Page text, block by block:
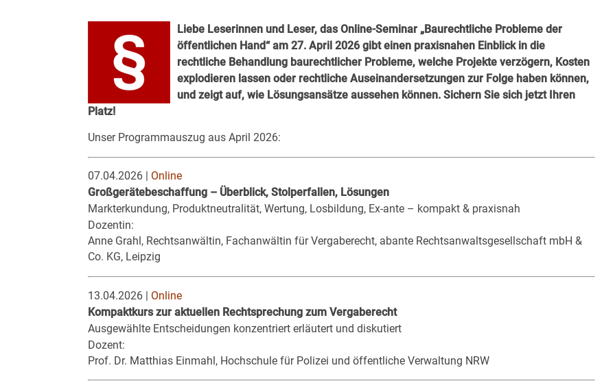
Liebe Leserinnen und Leser, das Online-Seminar „Baurechtliche Probleme der
öffentlichen Hand“am 27. April 2026 gibt einen praxisnahen Einblick in die
rechtliche Behandlung baurechtlicher Probleme, welche Projekte verzögern, Kosten
explodieren lassen oder rechtliche Auseinandersetzungen zur Folge haben können,
und zeigt auf, wie Lösungsansätze aussehen können. Sichern Sie sich jetzt Ihren
Platz!
Unser Programmauszug aus April 2026:
07.04.2026 | Online
Großgerätebeschaffung – Überblick, Stolperfallen, Lösungen
Markterkundung, Produktneutralität, Wertung, Losbildung, Ex-ante – kompakt & praxisnah
Dozentin:
Anne Grahl, Rechtsanwältin, Fachanwältin für Vergaberecht, abante Rechtsanwaltsgesellschaft mbH &
Co. KG, Leipzig
13.04.2026 | Online
Kompaktkurs zur aktuellen Rechtsprechung zum Vergaberecht
Ausgewählte Entscheidungen konzentriert erläutert und diskutiert
Dozent:
Prof. Dr. Matthias Einmahl, Hochschule für Polizei und öffentliche Verwaltung NRW